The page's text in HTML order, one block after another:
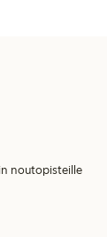
noutopisteille